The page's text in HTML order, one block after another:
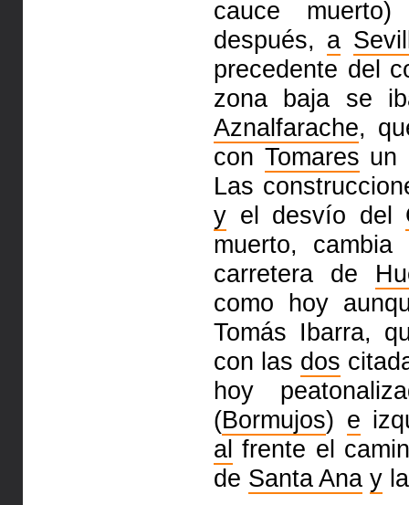
cauce
después, a
precedente del
zona baja se
Aznalfarache,
con Tomares un
Las
y el desvío del
muerto,
carretera de
como hoy
Tomás Ibarra,
con las dos
hoy
(Bormujos) e
al frente el
de Santa Ana y